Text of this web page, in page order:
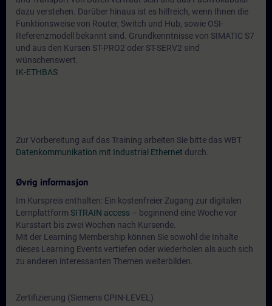
dazu verstehen. Darüber hinaus ist es hilfreich, wenn Ihnen die
Funktionsweise von Router, Switch und Hub, sowie OSI-
Referenzmodell bekannt sind. Grundkenntnisse von SIMATIC S7
und aus den Kursen ST-PRO2 oder ST-SERV2 sind
wünschenswert.
IK-ETHBAS
Zur Vorbereitung auf das Training arbeiten Sie bitte das WBT
Datenkommunikation mit Industrial Ethernet durch.
Øvrig informasjon
Im Kurspreis enthalten: Ein kostenfreier Zugang zur digitalen
Lernplattform SITRAIN access – beginnend eine Woche vor
Kursstart bis zwei Wochen nach Kursende.
Mit der Learning Membership können Sie sowohl die Inhalte
dieses Learning Events vertiefen oder wiederholen als auch sich
zu anderen interessanten Themen weiterbilden.
Zertifizierung (Siemens CPIN-LEVEL)